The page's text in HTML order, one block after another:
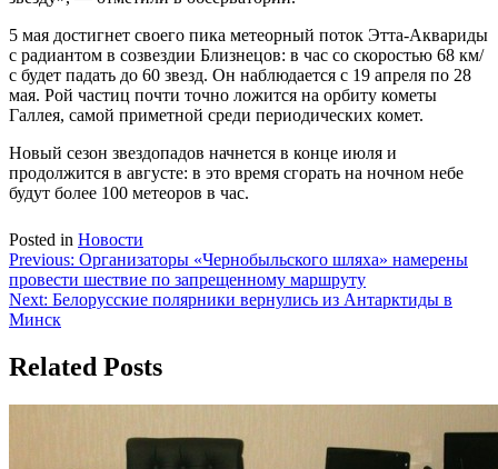
5 мая достигнет своего пика метеорный поток Этта-Аквариды
с радиантом в созвездии Близнецов: в час со скоростью 68 км/
с будет падать до 60 звезд. Он наблюдается с 19 апреля по 28
мая. Рой частиц почти точно ложится на орбиту кометы
Галлея, самой приметной среди периодических комет.
Новый сезон звездопадов начнется в конце июля и
продолжится в августе: в это время сгорать на ночном небе
будут более 100 метеоров в час.
Posted in Новости
Навигация
по
записям
Previous: Организаторы «Чернобыльского шляха» намерены
провести шествие по запрещенному маршруту
Next: Белорусские полярники вернулись из Антарктиды в
Минск
Related Posts